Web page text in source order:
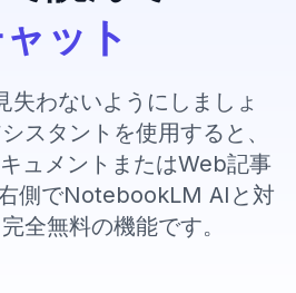
ット
失わないようにしましょ
スタントを使用すると、
ュメントまたはWeb記事
側でNotebookLM AIと対
全無料の機能です。